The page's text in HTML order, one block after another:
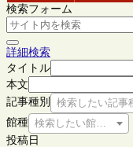
検索フォーム
詳細検索
タイトル
本文
記事種別
検索したい記事
館種 検索したい館種を選
投稿日